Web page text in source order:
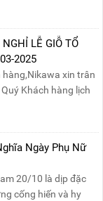
và mua sắm
chính hãng với
hơn!Tham gia
được gì?...
LỄ GIỖ TỔ
2025
hàng,Nikawa xin trân
Khách hàng lịch
Giỗ Tổ Hùng
nhớ công ơn dựng
Ngày Phụ Nữ
20/10 là dịp đặc
cống hiến và hy